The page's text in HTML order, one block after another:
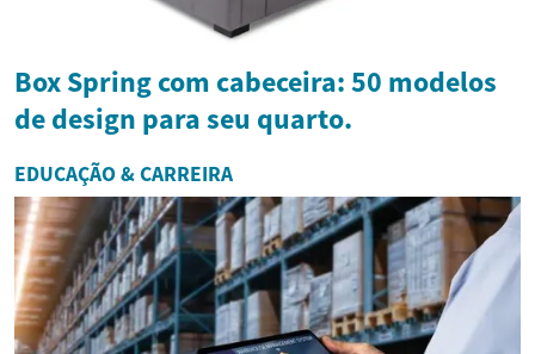
Box Spring com cabeceira: 50 modelos
de design para seu quarto.
EDUCAÇÃO & CARREIRA